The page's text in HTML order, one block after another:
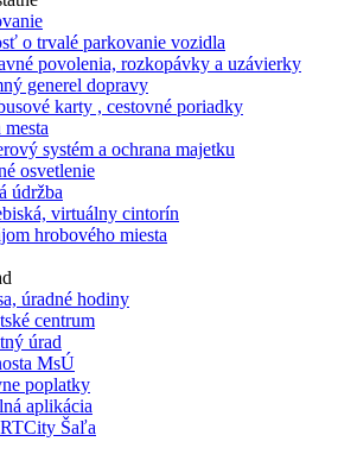
o trvalé parkovanie vozidla
povolenia, rozkopávky a uzávierky
generel dopravy
karty , cestovné poriadky
mesta
systém a ochrana majetku
osvetlenie
údržba
virtuálny cintorín
hrobového miesta
úradné hodiny
centrum
úrad
MsÚ
poplatky
aplikácia
Šaľa